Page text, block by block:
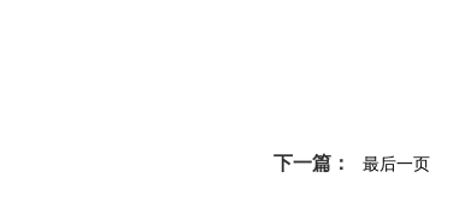
下一篇： 最后一页